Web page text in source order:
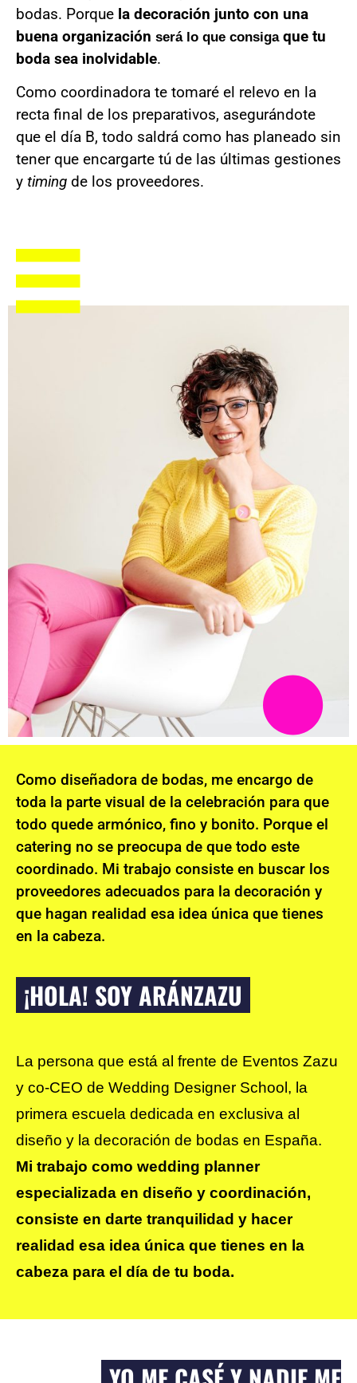
bodas. Porque la decoración junto con una
buena organización será lo que consigaque tu
boda sea inolvidable.
Como coordinadora te tomaré el relevo en la
recta final de los preparativos, asegurándote
que el día B, todo saldrá como has planeado sin
tener que encargarte tú de las últimas gestiones
y timing de los proveedores.
Como diseñadora de bodas, me encargo de
toda la parte visual de la celebración para que
todo quede armónico, fino y bonito. Porque el
catering no se preocupa de que todo este
coordinado. Mi trabajo consiste en buscar los
proveedores adecuados para la decoración y
que hagan realidad esa idea única que tienes
en la cabeza.
¡HOLA! SOY ARÁNZAZU
La persona que está al frente de Eventos Zazu
y co-CEO de Wedding Designer School, la
primera escuela dedicada en exclusiva al
Mi trabajo como wedding planner
especializada en diseño y coordinación,
consiste en darte tranquilidad y hacer
realidad esa idea única que tienes en la
cabeza para el día de tu boda.